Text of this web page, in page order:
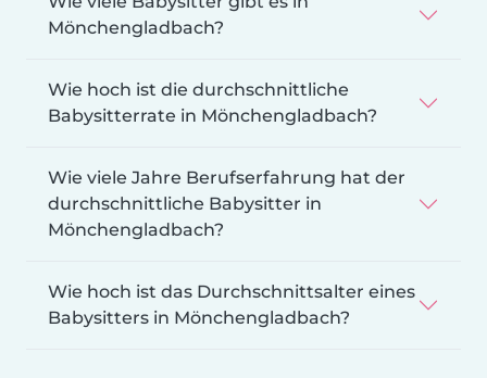
Mönchengladbach?
Wie hoch ist die durchschnittliche
Babysitterrate in Mönchengladbach?
Wie viele Jahre Berufserfahrung hat der
durchschnittliche Babysitter in
Mönchengladbach?
Wie hoch ist das Durchschnittsalter eines
Babysitters in Mönchengladbach?